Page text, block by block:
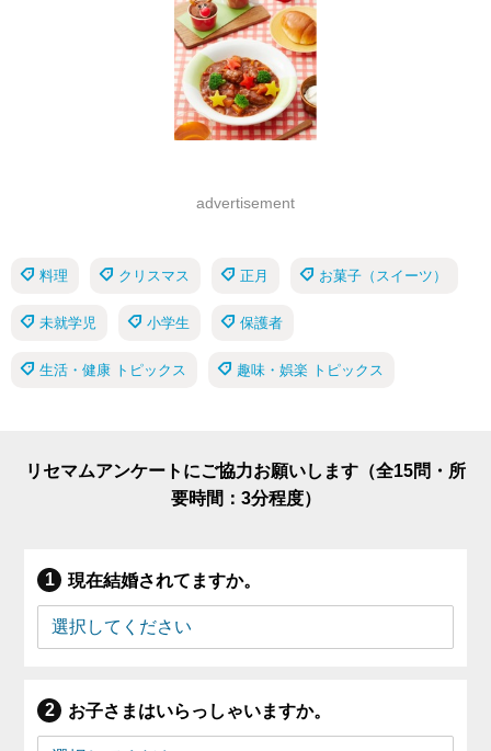
advertisement
料理 クリスマス 正月 お菓子（スイーツ）
未就学児 小学生 保護者
生活・健康 トピックス 趣味・娯楽 トピックス
リセマムアンケートにご協力お願いします（全15問・所
要時間：3分程度）
現在結婚されてますか。
お子さまはいらっしゃいますか。